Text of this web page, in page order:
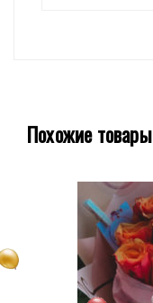
Похожие товары